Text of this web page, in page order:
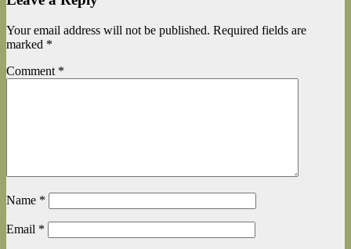
Your email address will not be published. Required fields are
marked *
Comment *
Name *
Email *